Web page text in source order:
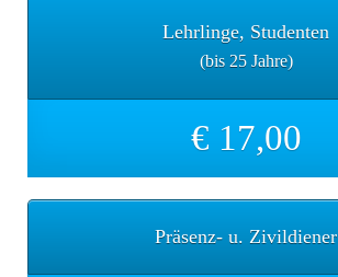
Lehrlinge, Studenten
(bis 25 Jahre)
€ 17,00
Präsenz- u. Zivildiener